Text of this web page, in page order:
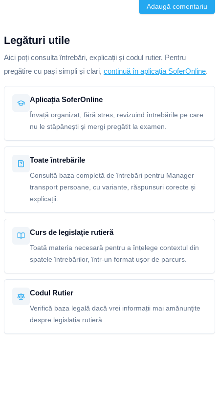
Adaugă comentariu
Legături utile
Aici poți consulta întrebări, explicații și codul rutier. Pentru
pregătire cu pași simpli și clari, continuă în aplicația SoferOnline.
Aplicația SoferOnline
Învață organizat, fără stres, revizuind întrebările pe care
nu le stăpânești și mergi pregătit la examen.
Toate întrebările
Consultă baza completă de întrebări pentru Manager
transport persoane, cu variante, răspunsuri corecte și
explicații.
Curs de legislație rutieră
Toată materia necesară pentru a înțelege contextul din
spatele întrebărilor, într-un format ușor de parcurs.
Codul Rutier
Verifică baza legală dacă vrei informații mai amănunțite
despre legislația rutieră.